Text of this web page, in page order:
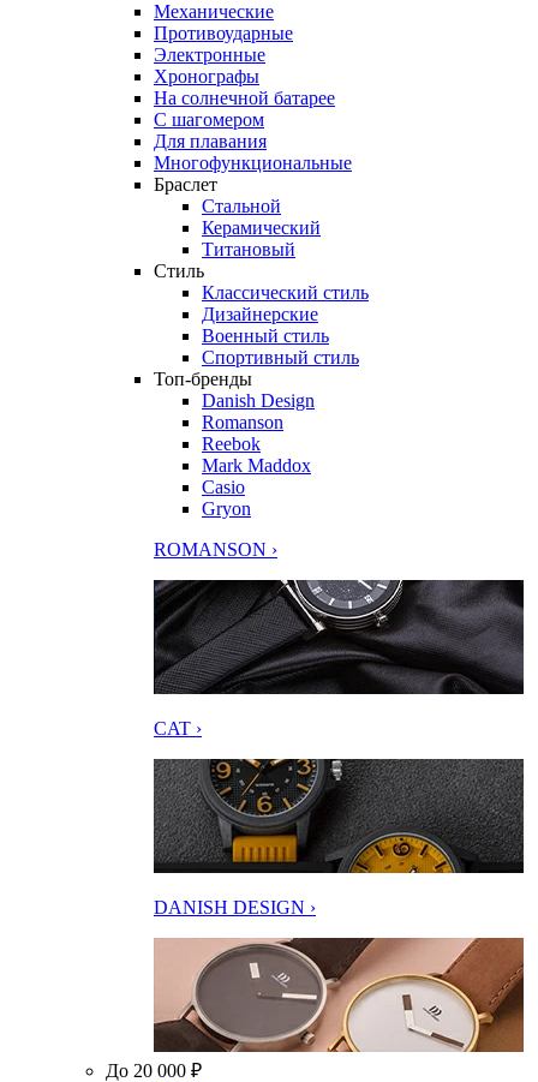
Механические
Противоударные
Электронные
Хронографы
На солнечной батарее
С шагомером
Для плавания
Многофункциональные
Браслет
Стальной
Керамический
Титановый
Стиль
Классический стиль
Дизайнерские
Военный стиль
Спортивный стиль
Топ-бренды
Danish Design
Romanson
Reebok
Mark Maddox
Casio
Gryon
ROMANSON ›
CAT ›
DANISH DESIGN ›
До 20 000 ₽